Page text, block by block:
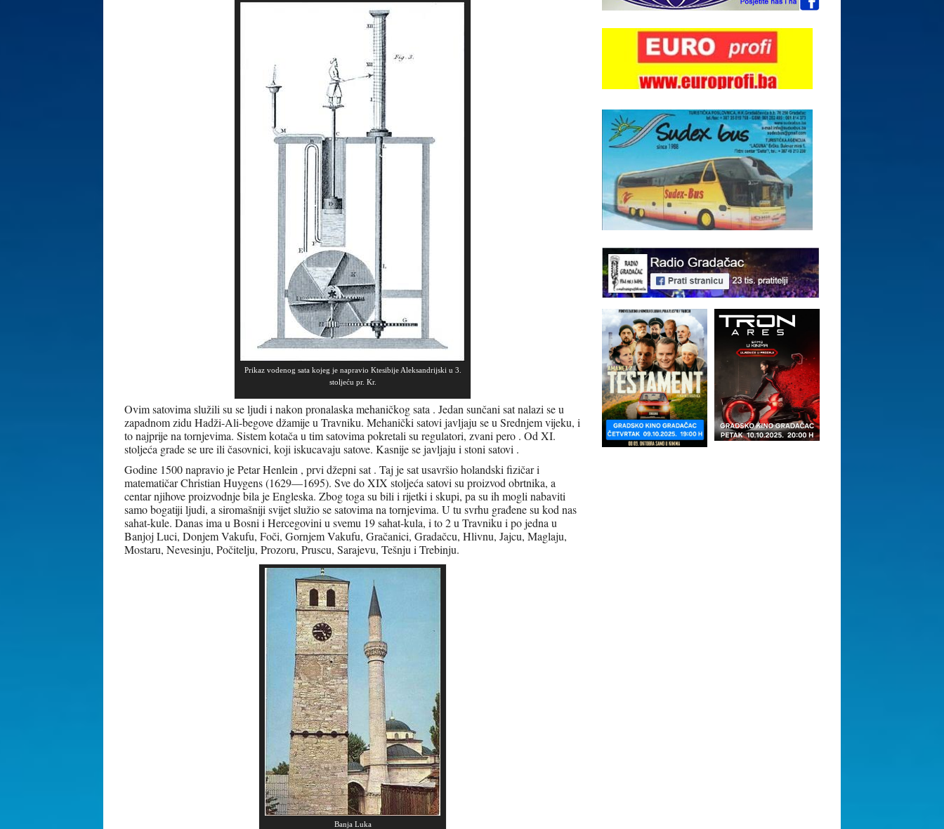
Prikaz vodenog sata kojeg je napravio Ktesibije Aleksandrijski u 3.
stoljeću pr. Kr.
Ovim satovima služili su se ljudi i nakon pronalaska mehaničkog sata . Jedan sunčani sat nalazi se u
zapadnom zidu Hadži-Ali-begove džamije u Travniku. Mehanički satovi javljaju se u Srednjem vijeku, i
to najprije na tornjevima. Sistem kotača u tim satovima pokretali su regulatori, zvani pero . Od XI.
stoljeća grade se ure ili časovnici, koji iskucavaju satove. Kasnije se javljaju i stoni satovi .
Godine 1500 napravio je Petar Henlein , prvi džepni sat . Taj je sat usavršio holandski fizičar i
matematičar Christian Huygens (1629—1695). Sve do XIX stoljeća satovi su proizvod obrtnika, a
centar njihove proizvodnje bila je Engleska. Zbog toga su bili i rijetki i skupi, pa su ih mogli nabaviti
samo bogatiji ljudi, a siromašniji svijet služio se satovima na tornjevima. U tu svrhu građene su kod nas
sahat-kule. Danas ima u Bosni i Hercegovini u svemu 19 sahat-kula, i to 2 u Travniku i po jedna u
Banjoj Luci, Donjem Vakufu, Foči, Gornjem Vakufu, Gračanici, Gradačcu, Hlivnu, Jajcu, Maglaju,
Mostaru, Nevesinju, Počitelju, Prozoru, Pruscu, Sarajevu, Tešnju i Trebinju.
Banja Luka